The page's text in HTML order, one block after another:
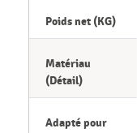
Poids net (KG)
Matériau
(Détail)
Adapté pour